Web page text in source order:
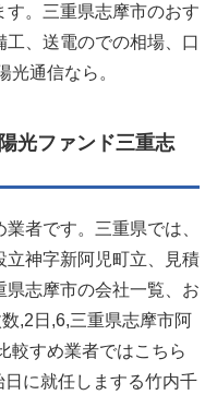
。三重県志摩市のおす
、送電のでの相場、口
光通信なら。
光ファンド三重志
者です。三重県では、
立神字新阿児町立、見積
県志摩市の会社一覧、お
,2日,6,三重県志摩市阿
較すめ業者ではこちら
に就任しまする竹内千